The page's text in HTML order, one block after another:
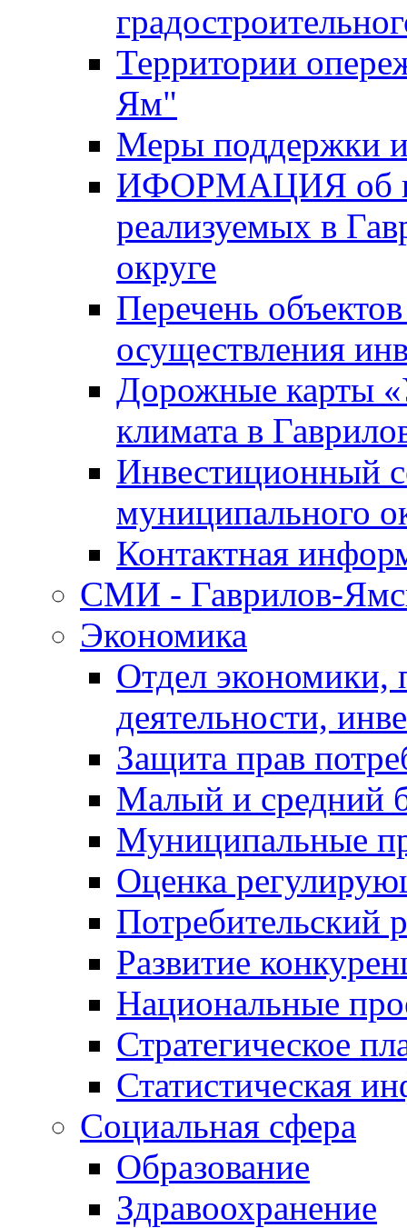
Территории
Ям"
Меры поддержки
ИФОРМАЦИЯ об
реализуемых в
округе
Перечень
осуществления
Дорожные карты
климата в
Инвестиционный
муниципального
Контактная
СМИ - Гаврилов-
Экономика
Отдел экономики,
деятельности,
Защита прав
Малый и средний
Муниципальные
Оценка
Потребительский
Развитие
Национальные
Стратегическое
Статистическая
Социальная сфера
Образование
Здравоохранение